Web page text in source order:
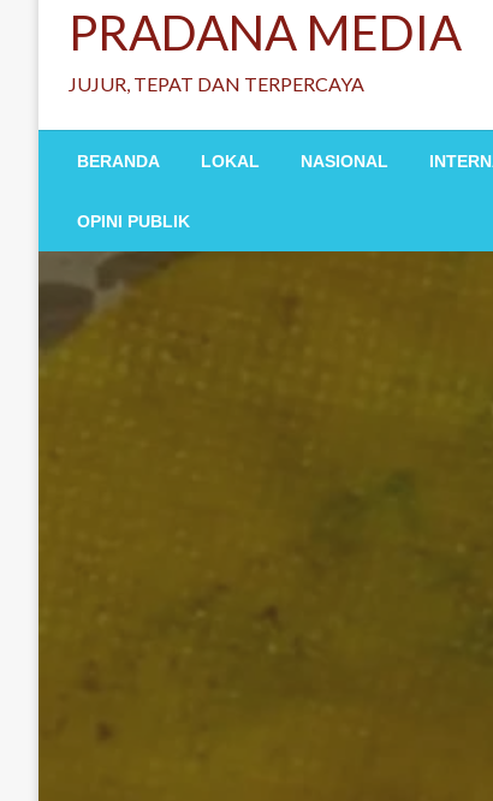
PRADANA MEDIA
JUJUR, TEPAT DAN TERPERCAYA
BERANDA LOKAL NASIONAL
OPINI PUBLIK